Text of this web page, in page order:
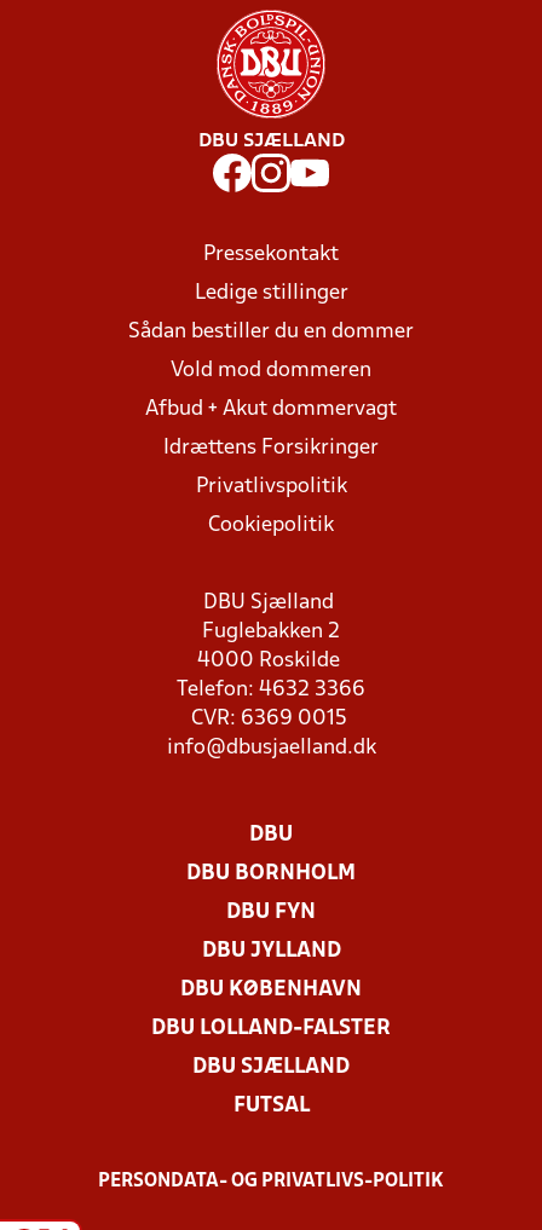
DBU SJÆLLAND
Pressekontakt
Ledige stillinger
Sådan bestiller du en dommer
Vold mod dommeren
Afbud + Akut dommervagt
Idrættens Forsikringer
Privatlivspolitik
Cookiepolitik
DBU Sjælland
Fuglebakken 2
4000 Roskilde
Telefon: 4632 3366
CVR: 6369 0015
info@dbusjaelland.dk
DBU
DBU BORNHOLM
DBU FYN
DBU JYLLAND
DBU KØBENHAVN
DBU LOLLAND-FALSTER
DBU SJÆLLAND
FUTSAL
PERSONDATA- OG PRIVATLIVS-POLITIK